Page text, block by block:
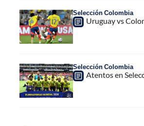
Selección Colombia
Uruguay vs
Selección Colombia
Atentos en